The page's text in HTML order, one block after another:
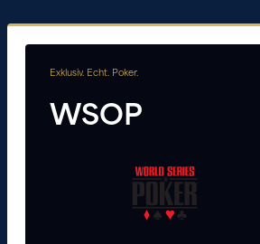
Exklusiv. Echt. Poker.
WSOP